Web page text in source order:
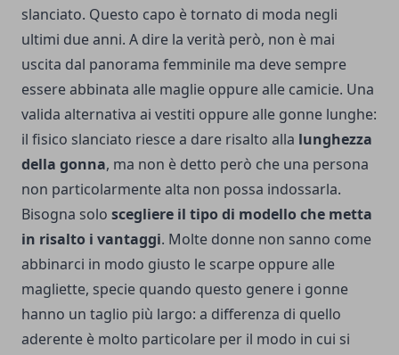
slanciato. Questo capo è tornato di moda negli
ultimi due anni. A dire la verità però, non è mai
uscita dal panorama femminile ma deve sempre
essere abbinata alle maglie oppure alle camicie. Una
valida alternativa ai vestiti oppure alle gonne lunghe:
il fisico slanciato riesce a dare risalto alla lunghezza
della gonna, ma non è detto però che una persona
non particolarmente alta non possa indossarla.
Bisogna solo scegliere il tipo di modello che metta
in risalto i vantaggi. Molte donne non sanno come
abbinarci in modo giusto le scarpe oppure alle
magliette, specie quando questo genere i gonne
hanno un taglio più largo: a differenza di quello
aderente è molto particolare per il modo in cui si